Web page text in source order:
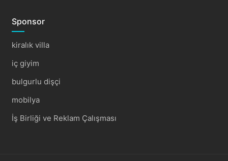
Sponsor
kiralık villa
iç giyim
bulgurlu dişçi
mobilya
İş Birliği ve Reklam Çalışması